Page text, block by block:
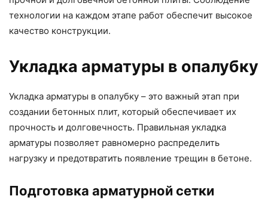
технологии на каждом этапе работ обеспечит высокое
качество конструкции.
Укладка арматуры в опалубку
Укладка арматуры в опалубку – это важный этап при
создании бетонных плит, который обеспечивает их
прочность и долговечность. Правильная укладка
арматуры позволяет равномерно распределить
нагрузку и предотвратить появление трещин в бетоне.
Подготовка арматурной сетки